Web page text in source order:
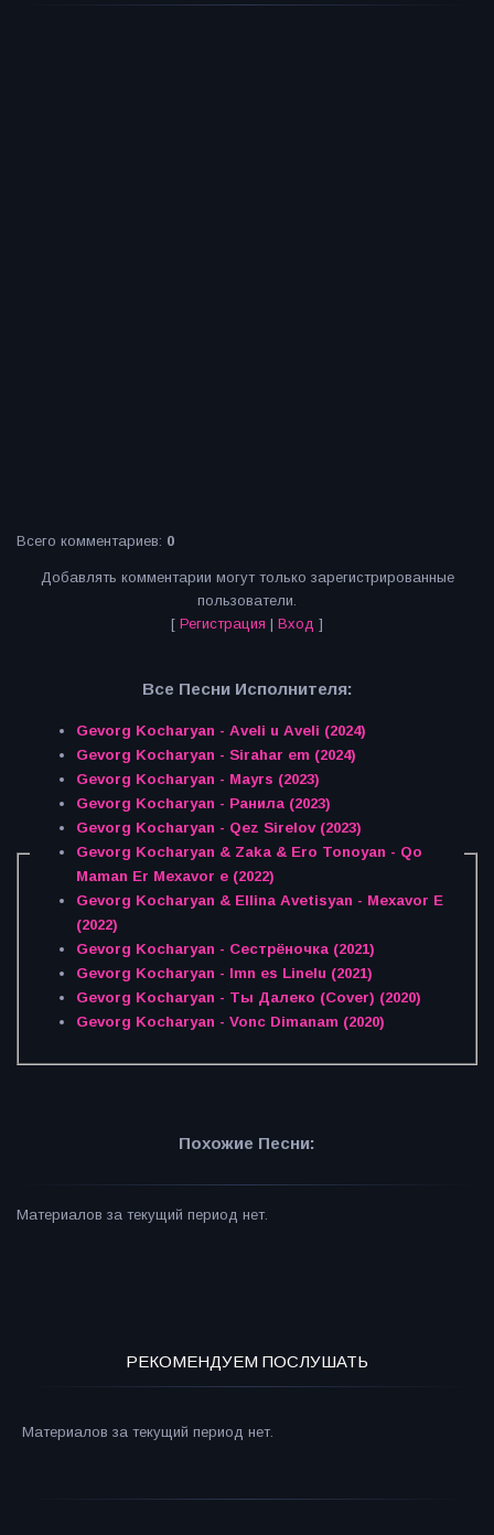
Всего комментариев: 0
Добавлять комментарии могут только зарегистрированные
пользователи.
[ Регистрация | Вход ]
Все Песни Исполнителя:
Gevorg Kocharyan - Aveli u Aveli (2024)
Gevorg Kocharyan - Sirahar em (2024)
Gevorg Kocharyan - Mayrs (2023)
Gevorg Kocharyan - Ранила (2023)
Gevorg Kocharyan - Qez Sirelov (2023)
Gevorg Kocharyan & Zaka & Ero Tonoyan - Qo
Maman Er Mexavor e (2022)
Gevorg Kocharyan & Ellina Avetisyan - Mexavor E
(2022)
Gevorg Kocharyan - Сестрёночка (2021)
Gevorg Kocharyan - Imn es Linelu (2021)
Gevorg Kocharyan - Ты Далеко (Cover) (2020)
Gevorg Kocharyan - Vonc Dimanam (2020)
Похожие Песни:
Материалов за текущий период нет.
РЕКОМЕНДУЕМ ПОСЛУШАТЬ
Материалов за текущий период нет.